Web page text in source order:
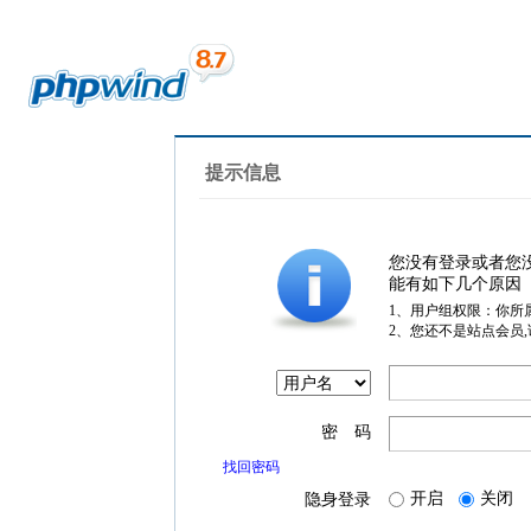
提示信息
您没有登录或者您
能有如下几个原因
1、用户组权限：你所
2、您还不是站点会员
密 码
找回密码
隐身登录 开启 关闭